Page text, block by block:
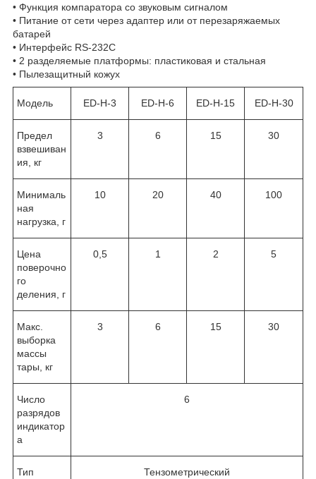
• Функция компаратора со звуковым сигналом
• Питание от сети через адаптер или от перезаряжаемых
батарей
• Интерфейс RS-232С
• 2 разделяемые платформы: пластиковая и стальная
• Пылезащитный кожух
Модель ED-H-3 ED-H-6 ED-H-15 ED-H-30
Предел
взвешиван
ия, кг
3 6 15 30
Минималь
ная
нагрузка, г
10 20 40 100
Цена
поверочно
го
деления, г
0,5 1 2 5
Макс.
выборка
массы
тары, кг
3 6 15 30
Число
разрядов
индикатор
а
6
Тип Тензометрический